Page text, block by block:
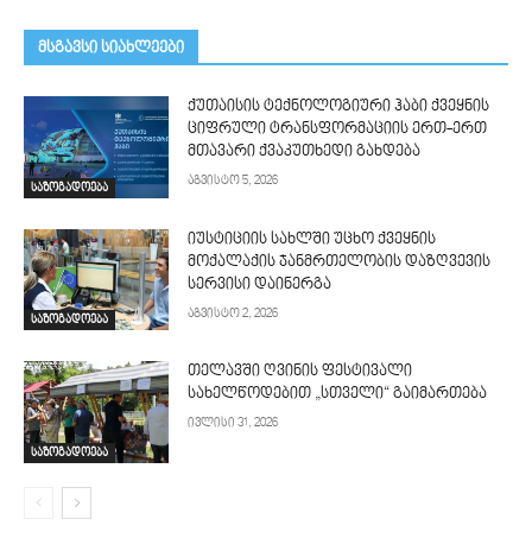
მსგავსი სიახლეები
საზოგადოება
ქუთაისის ტექნოლოგიური ჰაბი ქვეყნის
ციფრული ტრანსფორმაციის ერთ-ერთ
მთავარი ქვაკუთხედი გახდება
აგვისტო 5, 2026
საზოგადოება
იუსტიციის სახლში უცხო ქვეყნის
მოქალაქის ჯანმრთელობის დაზღვევის
სერვისი დაინერგა
აგვისტო 2, 2026
საზოგადოება
თელავში ღვინის ფესტივალი
სახელწოდებით „სთველი“ გაიმართება
ივლისი 31, 2026